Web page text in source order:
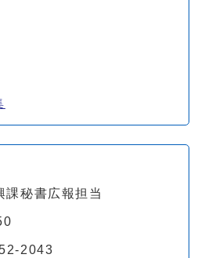
課秘書広報担当
2043